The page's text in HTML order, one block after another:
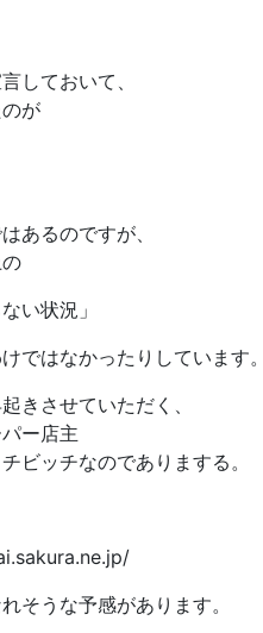
しておいて、
が
あるのですが、
い状況」
ではなかったりしています。
きさせていただく、
ー店主
ビッチなのでありまする。
そうな予感があります。